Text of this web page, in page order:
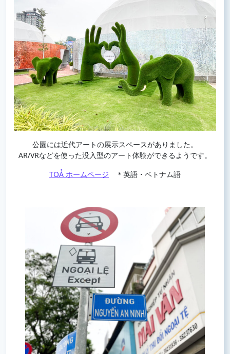
公園には近代アートの展示スペースがありました。
AR/VRなどを使った没入型のアート体験ができるようです。
TOẢ ホームページ ＊英語・ベトナム語